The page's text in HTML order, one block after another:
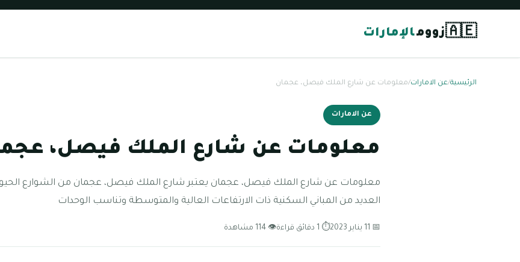
🇦🇪زوومالإمارات
الرئيسية/عن الامارات/معلومات عن شارع الملك فيصل، عجمان
عن الامارات
معلومات عن شارع الملك فيصل،
معلومات عن شارع الملك فيصل، عجمان يعتبر شارع الملك فيصل، عجمان من الشوارع
العديد من المباني السكنية ذات الارتفاعات العالية والمتوسطة وتناسب الوحدات
📅 11 يناير 2023 ⏱ 1 دقائق قراءة 👁 114 مشاهدة